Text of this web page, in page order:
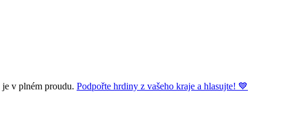
v plném proudu. Podpořte hrdiny z vašeho kraje a hlasujte! 💙